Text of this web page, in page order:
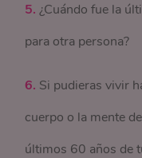
5.¿Cuándo fue la
para otra persona?
6. Si pudieras vivir
cuerpo o la mente
últimos 60 años de